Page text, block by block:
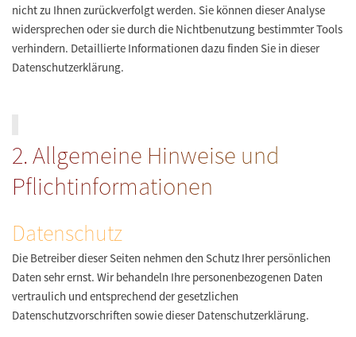
nicht zu Ihnen zurückverfolgt werden. Sie können dieser Analyse
widersprechen oder sie durch die Nichtbenutzung bestimmter Tools
verhindern. Detaillierte Informationen dazu finden Sie in dieser
Datenschutzerklärung.
2. Allgemeine Hinweise und
Pflichtinformationen
Datenschutz
Die Betreiber dieser Seiten nehmen den Schutz Ihrer persönlichen
Daten sehr ernst. Wir behandeln Ihre personenbezogenen Daten
vertraulich und entsprechend der gesetzlichen
Datenschutzvorschriften sowie dieser Datenschutzerklärung.